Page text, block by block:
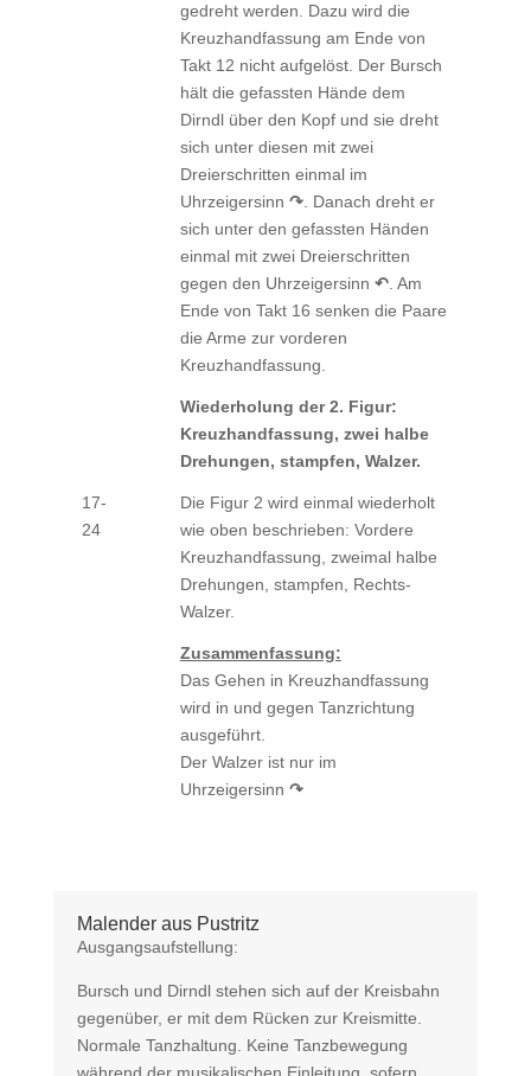
gedreht werden. Dazu wird die
Kreuzhandfassung am Ende von
Takt 12 nicht aufgelöst. Der Bursch
hält die gefassten Hände dem
Dirndl über den Kopf und sie dreht
sich unter diesen mit zwei
Dreierschritten einmal im
Uhrzeigersinn ↷. Danach dreht er
sich unter den gefassten Händen
einmal mit zwei Dreierschritten
gegen den Uhrzeigersinn ↶. Am
Ende von Takt 16 senken die Paare
die Arme zur vorderen
Kreuzhandfassung.
Wiederholung der 2. Figur:
Kreuzhandfassung, zwei halbe
Drehungen, stampfen, Walzer.
17-
24
Die Figur 2 wird einmal wiederholt
wie oben beschrieben: Vordere
Kreuzhandfassung, zweimal halbe
Drehungen, stampfen, Rechts-
Walzer.
Zusammenfassung:
Das Gehen in Kreuzhandfassung
wird in und gegen Tanzrichtung
ausgeführt.
Der Walzer ist nur im
Uhrzeigersinn ↷
Malender aus Pustritz
Ausgangsaufstellung:
Bursch und Dirndl stehen sich auf der Kreisbahn
gegenüber, er mit dem Rücken zur Kreismitte.
Normale Tanzhaltung. Keine Tanzbewegung